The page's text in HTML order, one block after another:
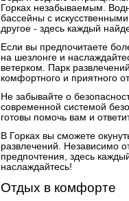
Горках незабываемым.
бассейны с
другое - здесь каждый
Если вы предпочитаете
на шезлонге и
ветерком. Парк
комфортного и приятного
Не забывайте о
современной системой
готовы помочь вам и
В Горках вы сможете
развлечений. Независимо
предпочтения, здесь
наслаждайтесь!
Отдых в комфорте